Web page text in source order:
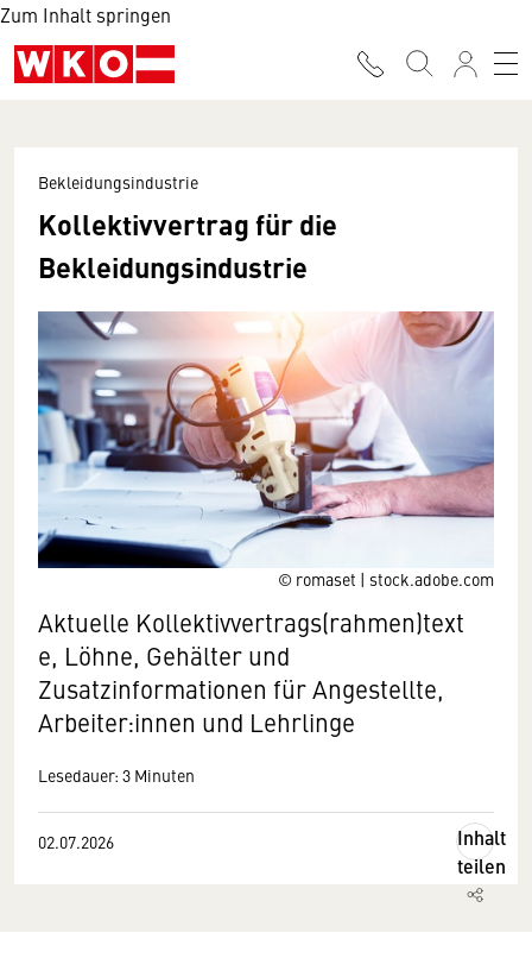
Zum Inhalt springen
© romaset | stock.adobe.com
Bekleidungsindustrie
Kollektivvertrag für die
Bekleidungsindustrie
Aktuelle Kollektivvertrags(rahmen)text
e, Löhne, Gehälter und
Zusatzinformationen für Angestellte,
Arbeiter:innen und Lehrlinge
Lesedauer: 3 Minuten
02.07.2026
Inhalt
teilen